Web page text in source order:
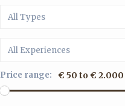
All Types
All Experiences
Price range: € 50 to € 2.000